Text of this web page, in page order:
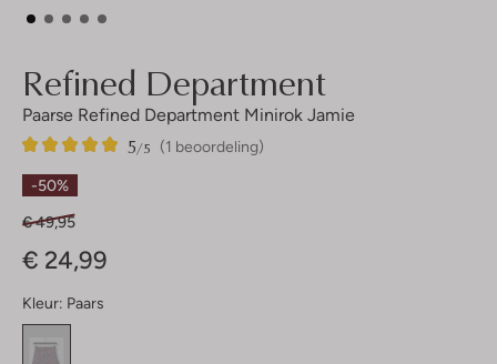
Refined Department
Paarse Refined Department Minirok Jamie
(1 beoordeling)
5/5
1
5
Sterren
-50%
€ 49,95
€ 24,99
Kleur: Paars